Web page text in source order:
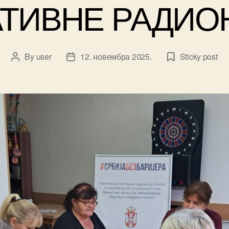
Post
By user
Post12. новембра 2025. Sticky post